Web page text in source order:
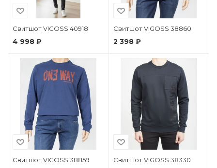
Свитшот VIGOSS 40918
4 998 ₽
Свитшот VIGOSS 38860
2 398 ₽
Свитшот VIGOSS 38859 Свитшот VIGOSS 38330